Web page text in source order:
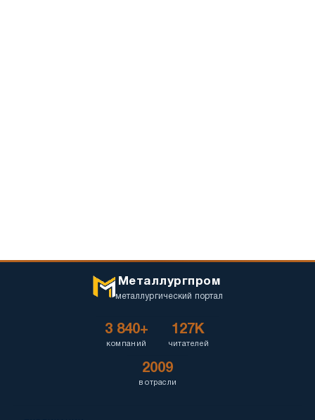
Металлургпром
металлургический портал
3 840+
компаний
127K
читателей
2009
в отрасли